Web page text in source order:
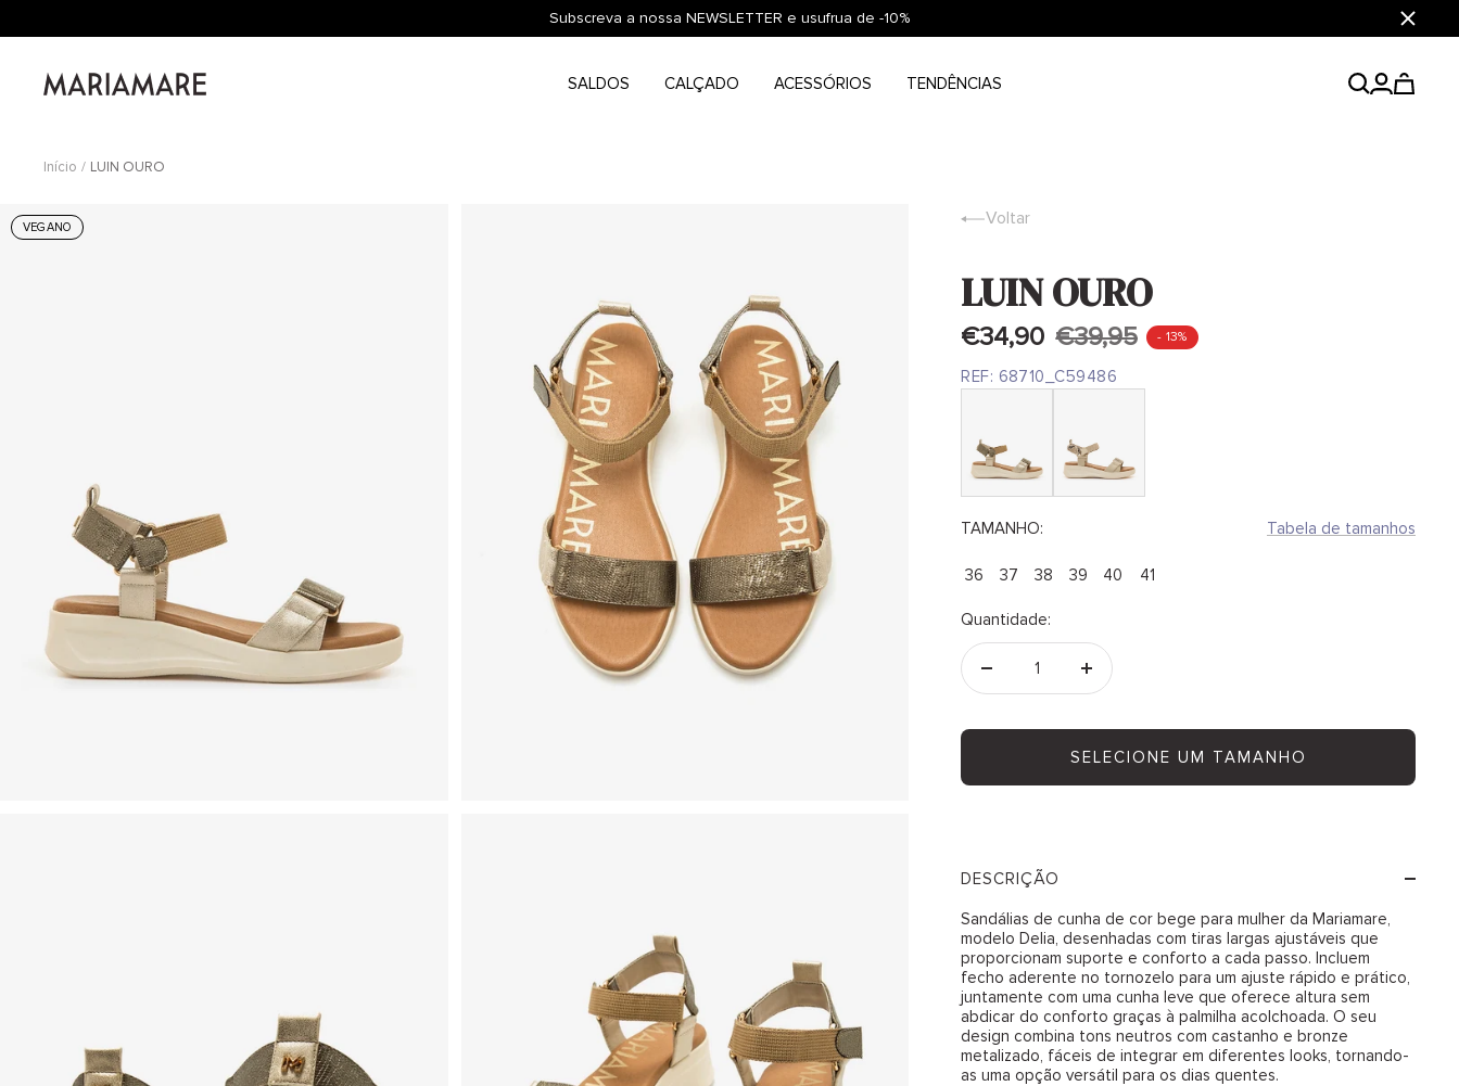
para
conteúdo
Subscreva a nossa NEWSLETTER e usufrua de -10% Fechar
Mariamare SALDOS CALÇADO ACESSÓRIOS TENDÊNCIAS
Início LUIN OURO
VEGANO Voltar
LUIN OURO
€34,90 €39,95 - 13%
REF: 68710_C59486
TAMANHO: Tabela de tamanhos
36 37 38 39 40 41
Quantidade:
Aumentar
SELECIONE UM TAMANHO
DESCRIÇÃO
Sandálias de cunha de cor bege para mulher da Mariamare,
modelo Delia, desenhadas com tiras largas ajustáveis que
proporcionam suporte e conforto a cada passo. Incluem
fecho aderente no tornozelo para um ajuste rápido e prático,
juntamente com uma cunha leve que oferece altura sem
abdicar do conforto graças à palmilha acolchoada. O seu
design combina tons neutros com castanho e bronze
metalizado, fáceis de integrar em diferentes looks, tornando-
as uma opção versátil para os dias quentes.